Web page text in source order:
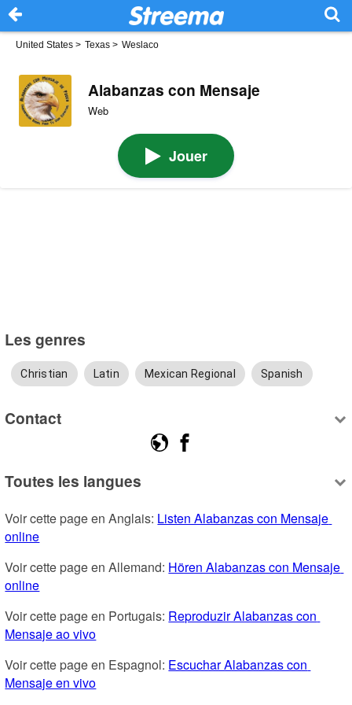
United States > Texas > Weslaco
Alabanzas con Mensaje
Web
Jouer
Les genres
Christian Latin Mexican Regional Spanish
Contact
Toutes les langues
Voir cette page en Anglais: Listen Alabanzas con Mensaje
online
Voir cette page en Allemand: Hören Alabanzas con Mensaje
online
Voir cette page en Portugais: Reproduzir Alabanzas con
Mensaje ao vivo
Voir cette page en Espagnol: Escuchar Alabanzas con
Mensaje en vivo